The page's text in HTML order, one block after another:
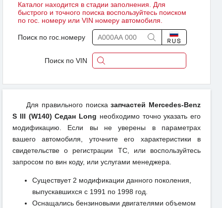
Каталог находится в стадии заполнения. Для
быстрого и точного поиска воспользуйтесь поиском
по гос. номеру или VIN номеру автомобиля.
Поиск по гос.номеру
Поиск по VIN
Для правильного поисказапчастей Mercedes-Benz
S III (W140) Седан Long необходимо точно указать его
модификацию. Если вы не уверены в параметрах
вашего автомобиля, уточните его характеристики в
свидетельстве о регистрации ТС, или воспользуйтесь
запросом по вин коду, или услугами менеджера.
Существует 2 модификации данного поколения,
выпускавшихся с 1991 по 1998 год.
Оснащались бензиновыми двигателями объемом